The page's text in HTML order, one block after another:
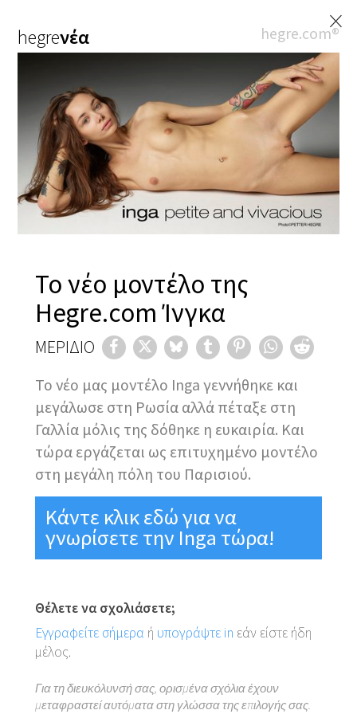
×
hegreνέα hegre.com®
Το νέο μοντέλο της
Hegre.com Ίνγκα
ΜΕΡΊΔΙΟ
Το νέο μας μοντέλο Inga γεννήθηκε και
μεγάλωσε στη Ρωσία αλλά πέταξε στη
Γαλλία μόλις της δόθηκε η ευκαιρία. Και
τώρα εργάζεται ως επιτυχημένο μοντέλο
στη μεγάλη πόλη του Παρισιού.
Κάντε κλικ εδώ για να
γνωρίσετε την Inga τώρα!
Θέλετε να σχολιάσετε;
Εγγραφείτε σήμερα ή υπογράψτε in εάν είστε ήδη
μέλος.
Για τη διευκόλυνσή σας, ορισμένα σχόλια έχουν
μεταφραστεί αυτόματα στη γλώσσα της επιλογής σας.